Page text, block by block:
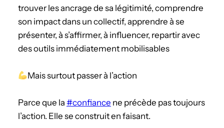
trouver les ancrage de sa légitimité, comprendre
son impact dans un collectif, apprendre à se
présenter, à s’affirmer, à influencer, repartir avec
des outils immédiatement mobilisables
Mais surtout passer à l’action
Parce que la #confiance ne précède pas toujours
l’action. Elle se construit en faisant.